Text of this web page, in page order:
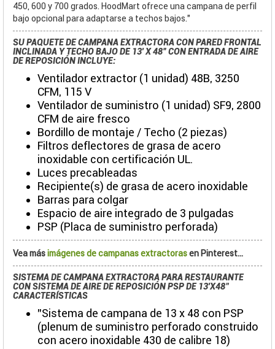
450, 600 y 700 grados. HoodMart ofrece una campana de perfil
bajo opcional para adaptarse a techos bajos."
SU PAQUETE DE CAMPANA EXTRACTORA CON PARED FRONTAL
INCLINADA Y TECHO BAJO DE 13' X 48” CON ENTRADA DE AIRE
DE REPOSICIÓN INCLUYE:
Ventilador extractor (1 unidad) 48B, 3250
CFM, 115 V
Ventilador de suministro (1 unidad) SF9, 2800
CFM de aire fresco
Bordillo de montaje / Techo (2 piezas)
Filtros deflectores de grasa de acero
inoxidable con certificación UL.
Luces precableadas
Recipiente(s) de grasa de acero inoxidable
Barras para colgar
Espacio de aire integrado de 3 pulgadas
PSP (Placa de suministro perforada)
Vea másimágenes de campanas extractorasen Pinterest...
SISTEMA DE CAMPANA EXTRACTORA PARA RESTAURANTE
CON SISTEMA DE AIRE DE REPOSICIÓN PSP DE 13'X48"
CARACTERÍSTICAS
"Sistema de campana de 13 x 48 con PSP
(plenum de suministro perforado construido
con acero inoxidable 430 de calibre 18)